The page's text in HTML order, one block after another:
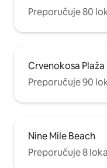
Preporučuje 80
Crvenokosa Plaža
Preporučuje 90
Nine Mile Beach
Preporučuje 8